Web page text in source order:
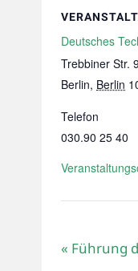
Deutsches
Trebbiner Str. 9
Berlin, Berlin
Telefon
030.90 25 40
« Führung